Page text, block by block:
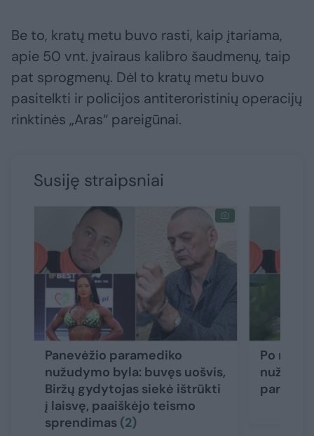
Be to, kratų metu buvo rasti, kaip įtariama,
apie 50 vnt. įvairaus kalibro šaudmenų, taip
pat sprogmenų. Dėl to kratų metu buvo
pasitelkti ir policijos antiteroristinių operacijų
rinktinės „Aras“ pareigūnai.
Susiję straipsniai
Panevėžio paramediko
nužudymo byla: buvęs uošvis,
Biržų gydytojas siekė ištrūkti
į laisvę, paaiškėjo teismo
sprendimas (2)
Po